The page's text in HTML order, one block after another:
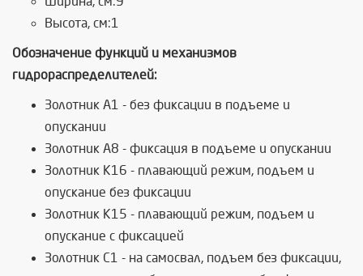
Высота, см:1
Обозначение функций и механизмов
гидрораспределителей:
Золотник А1 - без фиксации в подъеме и
опускании
Золотник А8 - фиксация в подъеме и опускании
Золотник К16 - плавающий режим, подъем и
опускание без фиксации
Золотник К15 - плавающий режим, подъем и
опускание с фиксацией
Золотник C1 - на самосвал, подъем без фиксации,